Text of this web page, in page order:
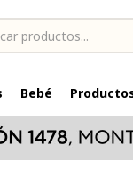
Bebé